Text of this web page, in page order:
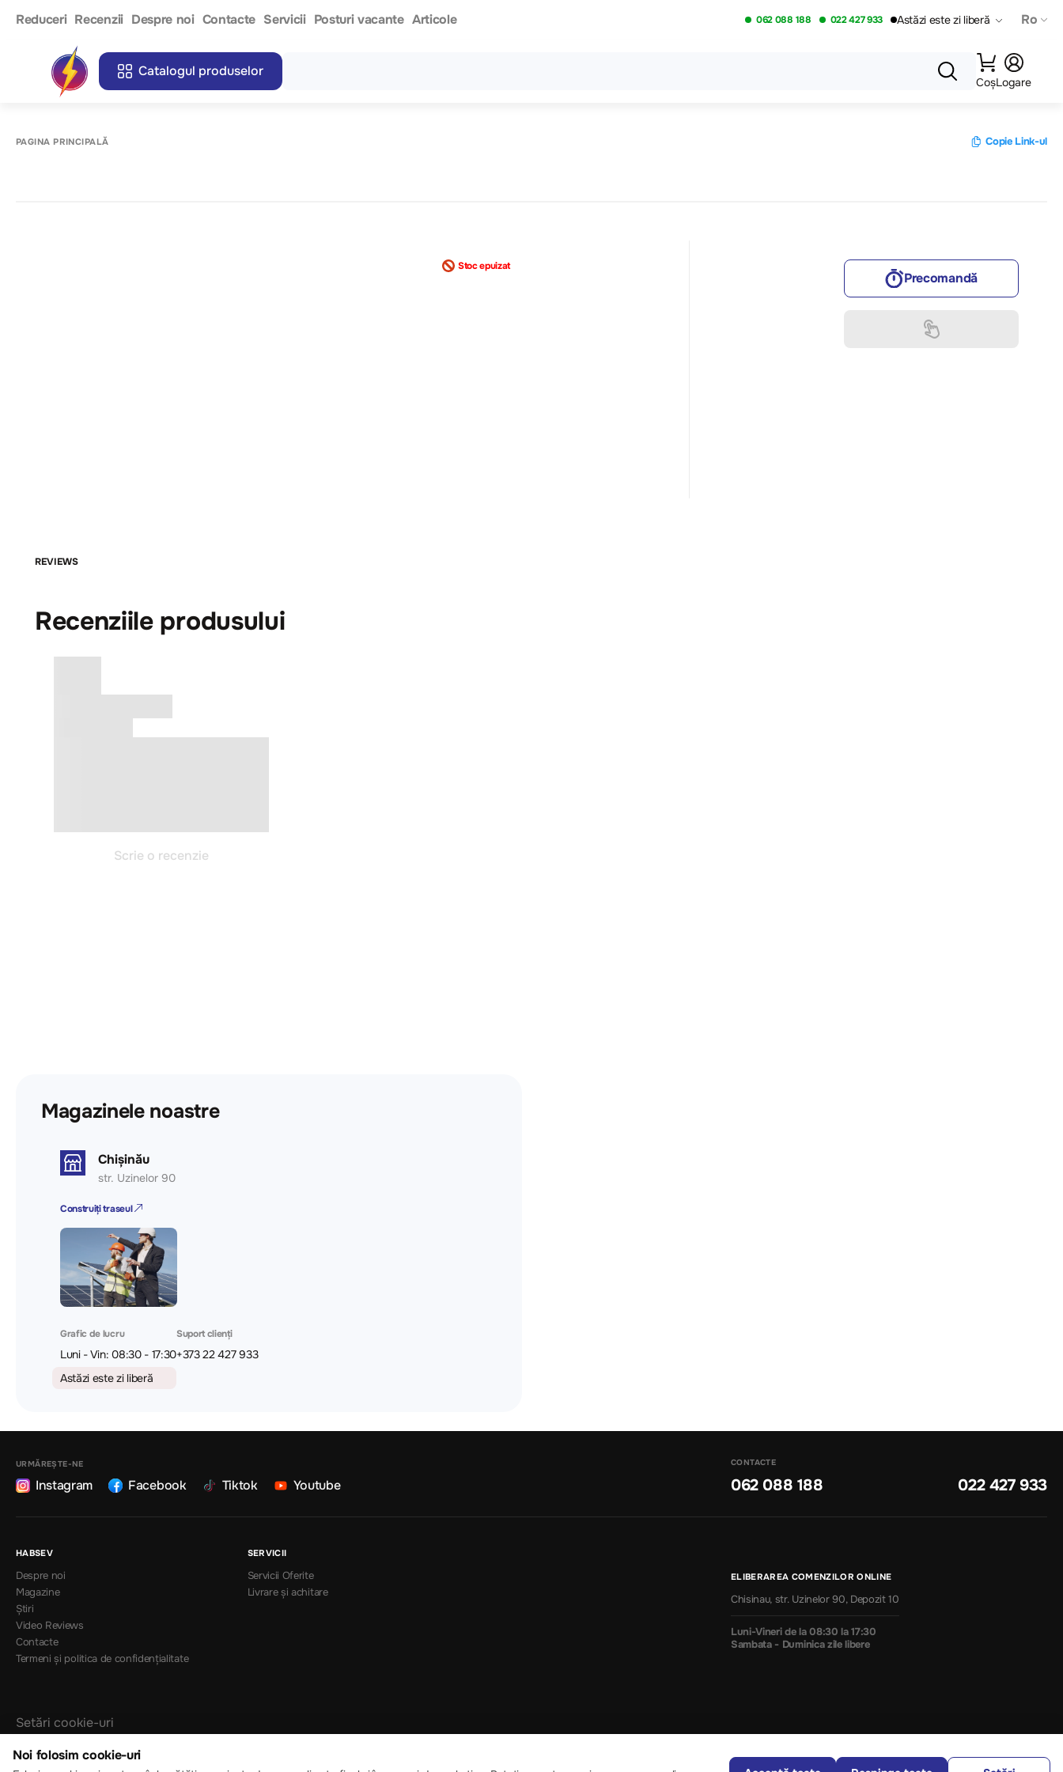
Reduceri Recenzii Despre noi Contacte Servicii Posturi vacante Articole 062 088 188 022 427 933 Astăzi este zi liberă Ro
Catalogul produselor
CoșLogare
PAGINA PRINCIPALĂ Copie Link-ul
Stoc epuizat
Precomandă
REVIEWS
Recenziile produsului
Scrie o recenzie
Magazinele noastre
Chișinău
str. Uzinelor 90
Construiți traseul
Grafic de lucru
Luni - Vin: 08:30 - 17:30
Astăzi este zi liberă
Suport clienți
+373 22 427 933
URMĂREȘTE-NE
Instagram Facebook Tiktok Youtube
CONTACTE
062 088 188 022 427 933
HABSEV
Despre noi
Magazine
Știri
Video Reviews
Contacte
Termeni și politica de confidențialitate
SERVICII
Servicii Oferite
Livrare și achitare
ELIBERAREA COMENZILOR ONLINE
Chisinau, str. Uzinelor 90, Depozit 10
Luni-Vineri de la 08:30 la 17:30
Sambata - Duminica zile libere
Setări cookie-uri
Noi folosim cookie-uri